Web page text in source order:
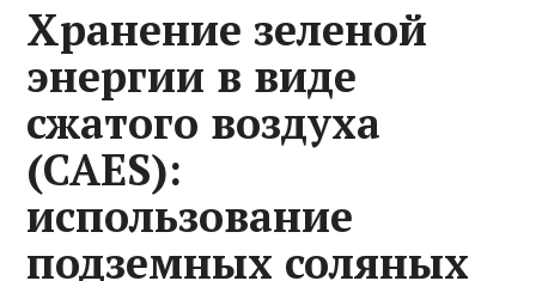
Хранение зеленой
энергии в виде
сжатого воздуха
(CAES):
использование
подземных соляных